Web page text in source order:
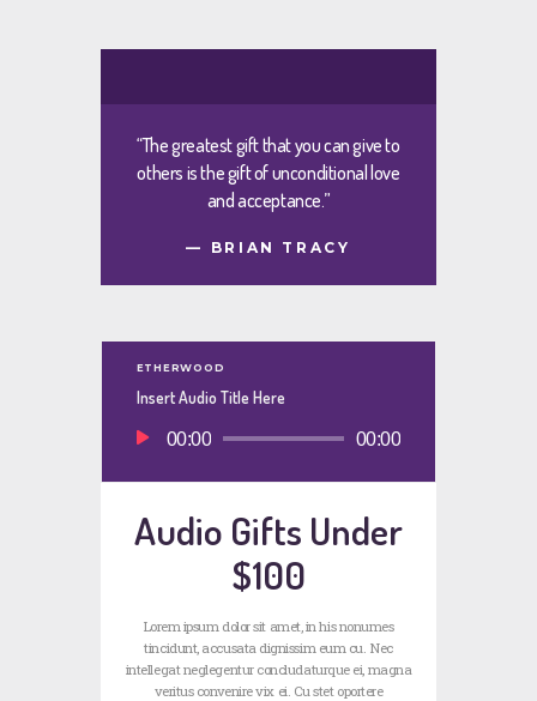
“The greatest gift that you can give to
others is the gift of unconditional love
and acceptance.”
— BRIAN TRACY
ETHERWOOD
Insert Audio Title Here
Πρόγραμμα
Αναπαραγωγής
00:00 00:00
Audio Gifts Under
$100
Lorem ipsum dolor sit amet, in his nonumes
tincidunt, accusata dignissim eum cu. Nec
intellegat neglegentur concludaturque ei, magna
veritus convenire vix ei. Cu stet oportere